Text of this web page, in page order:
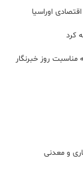
اوراسیا
کرد
روز خبرنگار
و معدنی